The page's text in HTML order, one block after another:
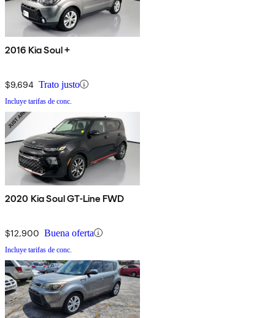
2016 Kia Soul +
$9,694 Trato justo
Incluye tarifas de conc.
2020 Kia Soul GT-Line FWD
$12,900 Buena oferta
Incluye tarifas de conc.